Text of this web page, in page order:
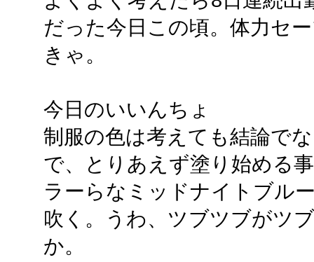
だった今日この頃。体力セ
きゃ。
今日のいいんちょ
制服の色は考えても結論で
で、とりあえず塗り始める
ラーらなミッドナイトブル
吹く。うわ、ツブツブがツ
か。